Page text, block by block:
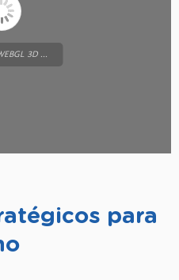
3D ...
para